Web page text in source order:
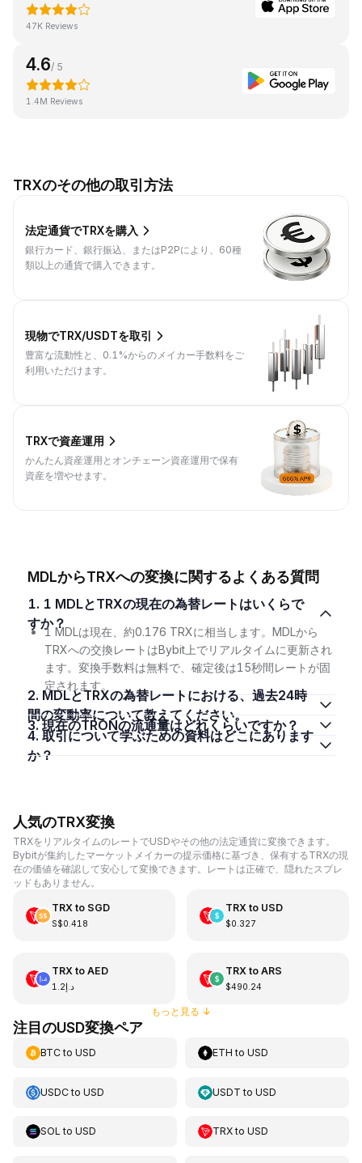
47K Reviews
4.6/ 5
1.4M Reviews
TRXのその他の取引方法
法定通貨でTRXを購入
銀行カード、銀行振込、またはP2Pにより、60種
類以上の通貨で購入できます。
現物でTRX/USDTを取引
豊富な流動性と、0.1%からのメイカー手数料をご
利用いただけます。
TRXで資産運用
かんたん資産運用とオンチェーン資産運用で保有
資産を増やせます。
MDLからTRXへの変換に関するよくある質問
1. 1 MDLとTRXの現在の為替レートはいくらで
すか？
1 MDLは現在、約0.176 TRXに相当します。MDLから
TRXへの交換レートはBybit上でリアルタイムに更新され
ます。変換手数料は無料で、確定後は15秒間レートが固
定されます。
2. MDLとTRXの為替レートにおける、過去24時
間の変動率について教えてください。
3. 現在のTRONの流通量はどれくらいですか？
4. 取引について学ぶための資料はどこにあります
か？
人気のTRX変換
TRXをリアルタイムのレートでUSDやその他の法定通貨に変換できます。
Bybitが集約したマーケットメイカーの提示価格に基づき、保有するTRXの現
在の価値を確認して安心して変換できます。レートは正確で、隠れたスプレ
ッドもありません。
TRXto SGD
S$0.418
TRXto USD
$0.327
TRXto AED
د.إ1.2
TRXto ARS
$490.24
もっと見る ↓
注目のUSD変換ペア
BTCto USD ETH toUSD
USDCto USD USDT toUSD
SOL to USD TRXtoUSD